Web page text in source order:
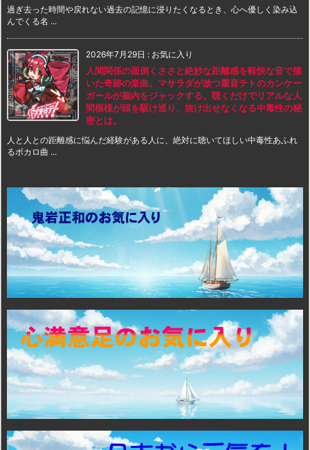
過ぎ去った時間や戻れない過去の記憶に浸りたくなるとき、心へ優しく染み込
んでくる名 ...
2026年7月29日 : お気に入り
人間関係の面倒くささと絶妙な距離感を軽快な音で描
いた奇跡の楽曲。マサラダが放つ重音テトのカンケー
ガールが脳内をジャックする。聴くだけでリアルな人
間模様が頭を駆け巡り、抜け出せなくなる中毒性の秘
密とは。
人と人との距離感に悩んだ経験がある人に、絶対に聴いてほしい中毒性あふれ
るボカロ曲 ...